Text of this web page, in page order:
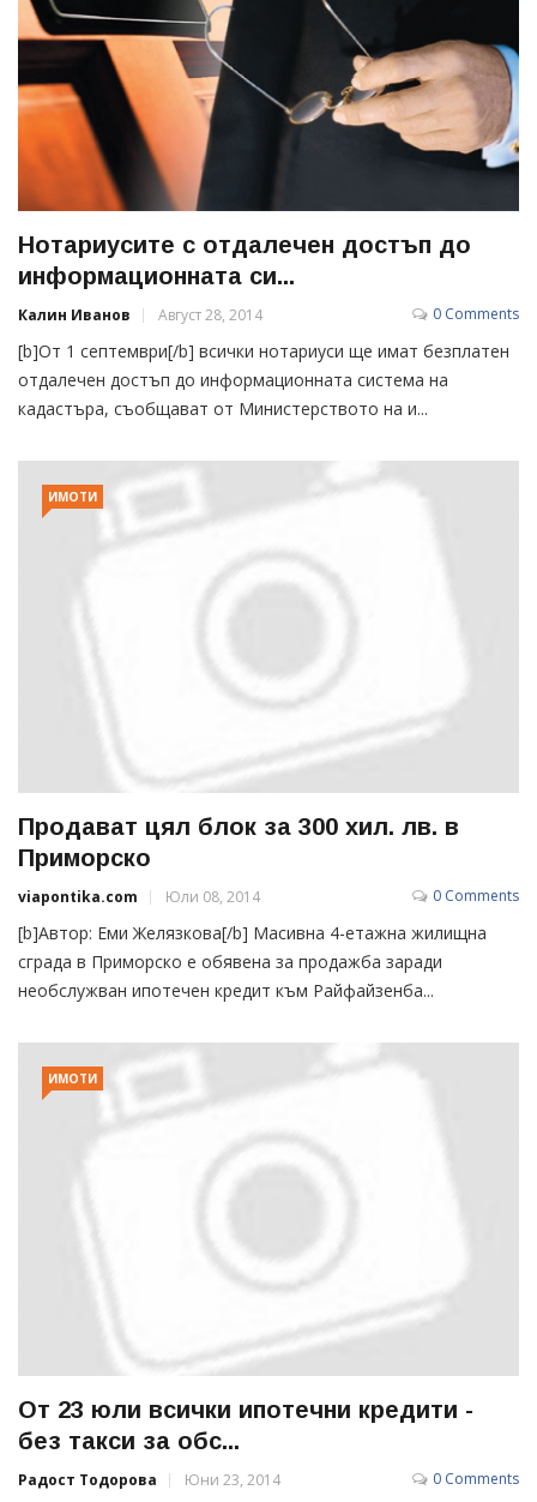
Нотариусите с отдалечен достъп до
информационната си...
Калин Иванов Август 28, 2014 0 Comments
[b]От 1 септември[/b] всички нотариуси ще имат безплатен
отдалечен достъп до информационната система на
кадастъра, съобщават от Министерството на и...
ИМОТИ
Продават цял блок за 300 хил. лв. в
Приморско
viapontika.com Юли 08, 2014 0 Comments
[b]Автор: Еми Желязкова[/b] Масивна 4-етажна жилищна
сграда в Приморско е обявена за продажба заради
необслужван ипотечен кредит към Райфайзенба...
ИМОТИ
От 23 юли всички ипотечни кредити -
без такси за обс...
Радост Тодорова Юни 23, 2014 0 Comments